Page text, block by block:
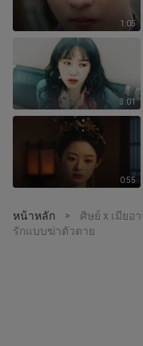
1:05
3:01
0:55
หน้าหลัก >
ศิษย์ x เมียอ
รักแบบฆ่าตัวตาย